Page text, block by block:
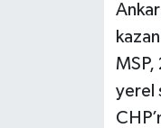
MSP,
yerel